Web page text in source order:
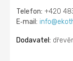
Telefon: +420
E‑mail:
Dodavatel: